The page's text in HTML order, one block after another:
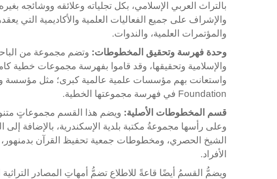
بالتراث العربي الإسلامي، بكل تجلياته وعلائقه ووشائجه
والإشراف على جميع الفعاليات العلمية والأكاديمية التي
والمؤتمرات العلمية، والندوات.
وحدة فهرسة وتحقيق المخطوطات: وتضم مجموعة من
والإسلامية وتحقيقها، وقد قاموا بفهرسة مجموعات خطية
Foundation في فهرسة مجموعتها الخطية.
قسم المخطوطات الأصلية: ويضم هذا القسم مجموعاتٍ
وعلى رأسها مجموعةُ مكتبة بلدية الإسكندرية، بالإضافة
الشيخ الحصري، ومخطوطات جمعية تحفيظ القرآن
الأفراد.
ويضمُّ القسمُ أيضًا قاعةً للاطلاع تضمُّ أمهاتِ المصادر